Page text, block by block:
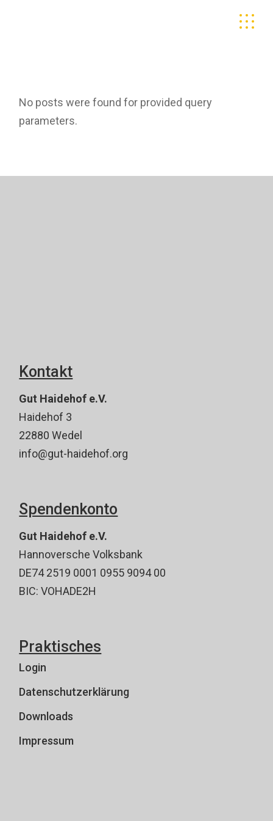
No posts were found for provided query
parameters.
Kontakt
Gut Haidehof e.V.
Haidehof 3
22880 Wedel
info@gut-haidehof.org
Spendenkonto
Gut Haidehof e.V.
Hannoversche Volksbank
DE74 2519 0001 0955 9094 00
BIC: VOHADE2H
Praktisches
Login
Datenschutzerklärung
Downloads
Impressum